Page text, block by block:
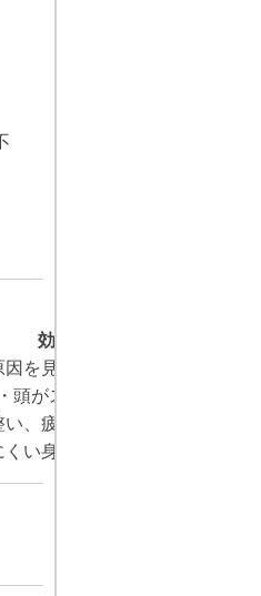
効果
を見つける
頭がスッキリ
、疲れにくく
い身体へ